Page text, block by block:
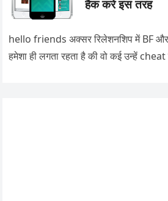
हैक करे इस तरह
hello friends अक्सर रिलेशनशिप में BF
हमेशा ही लगता रहता है की वो कई उन्हें